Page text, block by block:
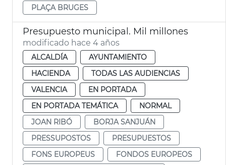
PLAÇA BRUGES
Presupuesto municipal. Mil millones
modificado hace 4 años
ALCALDÍA
AYUNTAMIENTO
HACIENDA
TODAS LAS AUDIENCIAS
VALENCIA
EN PORTADA
EN PORTADA TEMÁTICA
NORMAL
JOAN RIBÓ
BORJA SANJUÁN
PRESSUPOSTOS
PRESUPUESTOS
FONS EUROPEUS
FONDOS EUROPEOS